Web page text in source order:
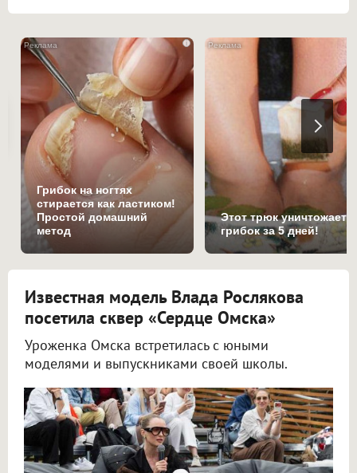
i
Грибок на ногтях
стирается как ластиком!
Простой домашний
метод
Этот трюк уничтожает
грибок за 5 дней!
Известная модель Влада Рослякова
посетила сквер «Сердце Омска»
Уроженка Омска встретилась с юными
моделями и выпускниками своей школы.